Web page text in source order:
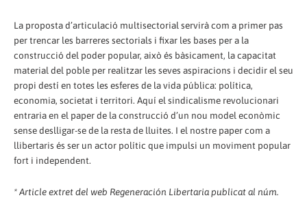
La proposta d’articulació multisectorial servirà com a primer pas
per trencar les barreres sectorials i fixar les bases per a la
construcció del poder popular, això és bàsicament, la capacitat
material del poble per realitzar les seves aspiracions i decidir el seu
propi destí en totes les esferes de la vida pública: política,
economia, societat i territori. Aquí el sindicalisme revolucionari
entraria en el paper de la construcció d’un nou model econòmic
sense deslligar-se de la resta de lluites. I el nostre paper com a
llibertaris és ser un actor polític que impulsi un moviment popular
fort i independent.
* Article extret del web Regeneración Libertaria publicat al núm.